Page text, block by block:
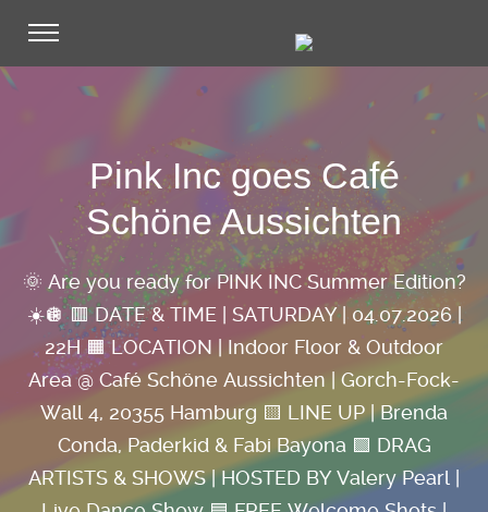
Pink Inc goes Café
Schöne Aussichten
🌞 Are you ready for PINK INC Summer Edition?
☀️🪩🟥 DATE & TIME | SATURDAY | 04.07.2026 |
22H🟧 LOCATION | Indoor Floor & Outdoor
Area @ Café Schöne Aussichten | Gorch-Fock-
Wall 4, 20355 Hamburg 🟨 LINE UP | Brenda
Conda, Paderkid & Fabi Bayona 🟩 DRAG
ARTISTS & SHOWS | HOSTED BY Valery Pearl |